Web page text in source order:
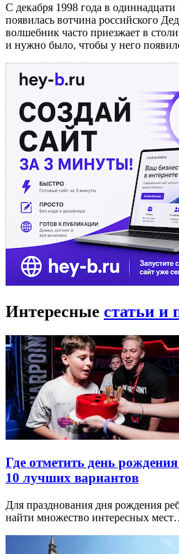
С декабря 1998 года в
появилась вотчина российского
волшебник часто приезжает в
и нужно было, чтобы у него
Интересные статьи и
Где отметить день
10 лучших вариантов
Для празднования дня рождения
найти множество интересных